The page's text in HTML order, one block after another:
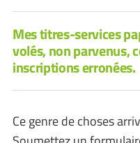
Mes titres-services
volés, non parvenus,
inscriptions erronées.
Ce genre de choses